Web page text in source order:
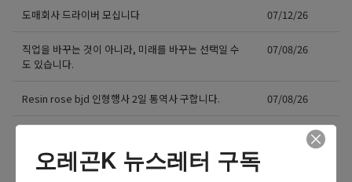
도매회사 드라이버 모십니다 07/12/26
직업을 바꾸는 것이 아니라, 미래를 바꾸는 선택일 수
도 있습니다.
07/08/26
Resin rose bjd 인형행사 2일 통역사 구합니다. 07/08/26
오레곤K 뉴스레터 구독